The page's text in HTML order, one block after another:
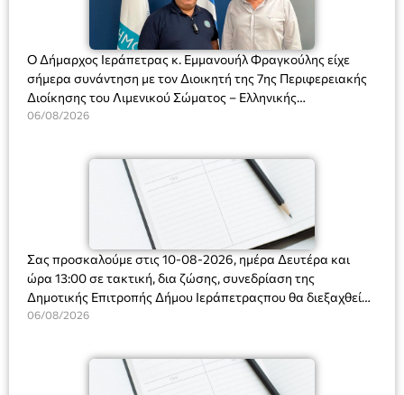
Ο Δήμαρχος Ιεράπετρας κ. Εμμανουήλ Φραγκούλης είχε
σήμερα συνάντηση με τον Διοικητή της 7ης Περιφερειακής
Διοίκησης του Λιμενικού Σώματος – Ελληνικής
Ακτοφυλακής (Λ.Σ.-ΕΛ.ΑΚΤ.), Αρχιπλοίαρχο Λ.Σ. κ. Ιωάννη
06/08/2026
Σας προσκαλούμε στις 10-08-2026, ημέρα Δευτέρα και
ώρα 13:00 σε τακτική, δια ζώσης, συνεδρίαση της
Δημοτικής Επιτροπής Δήμου Ιεράπετραςπου θα διεξαχθεί
στο Δημοτικό Κατάστημα, Δημοκρατίας 31 στην αίθουσα
και λήψη αποφάσεων στα παρακάτω θέματα:
06/08/2026